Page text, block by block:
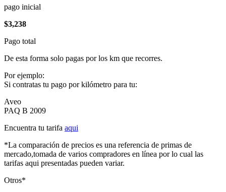
pago inicial
$3,238
Pago total
De esta forma solo pagas por los km que recorres.
Por ejemplo:
Si contratas tu pago por kilómetro para tu:
Aveo
PAQ B 2009
Encuentra tu tarifa aqui
*La comparación de precios es una referencia de primas de
mercado,tomada de varios compradores en línea por lo cual las
tarifas aqui presentadas pueden variar.
Otros*